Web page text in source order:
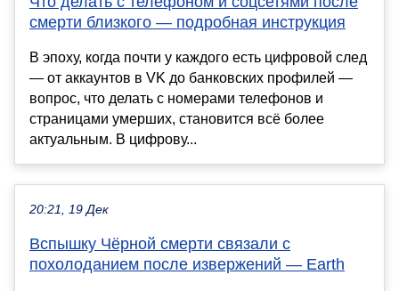
смерти близкого — подробная инструкция
В эпоху, когда почти у каждого есть цифровой след
— от аккаунтов в VK до банковских профилей —
вопрос, что делать с номерами телефонов и
страницами умерших, становится всё более
актуальным. В цифрову...
20:21, 19 Дек
Вспышку Чёрной смерти связали с
похолоданием после извержений — Earth